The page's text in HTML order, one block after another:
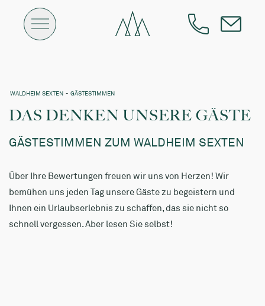
WALDHEIM SEXTEN - GÄSTESTIMMEN
DAS DENKEN UNSERE GÄSTE
GÄSTESTIMMEN ZUM WALDHEIM SEXTEN
Über Ihre Bewertungen freuen wir uns von Herzen! Wir
bemühen uns jeden Tag unsere Gäste zu begeistern und
Ihnen ein Urlaubserlebnis zu schaffen, das sie nicht so
schnell vergessen. Aber lesen Sie selbst!